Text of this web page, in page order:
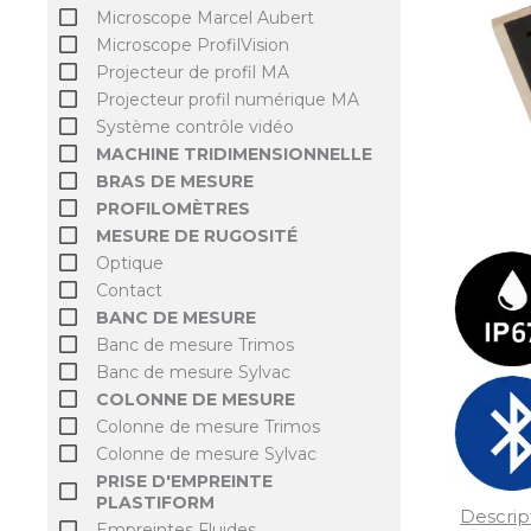
Microscope Marcel Aubert
Microscope ProfilVision
Projecteur de profil MA
Projecteur profil numérique MA
Système contrôle vidéo
MACHINE TRIDIMENSIONNELLE
BRAS DE MESURE
PROFILOMÈTRES
MESURE DE RUGOSITÉ
Optique
Contact
BANC DE MESURE
Banc de mesure Trimos
Banc de mesure Sylvac
COLONNE DE MESURE
Colonne de mesure Trimos
Colonne de mesure Sylvac
PRISE D'EMPREINTE
PLASTIFORM